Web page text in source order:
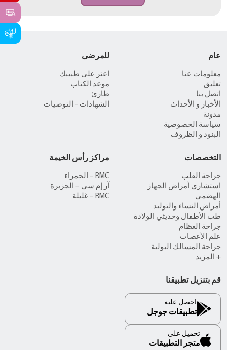
عام
معلومات عنا
تعليق
اتصل بنا
الأخبار و الأحداث
مدونة
سياسة الخصوصية
البنود و الظروف
للمرضى
اعثر على طبيبك
موعد الكتاب
طارئ
الشهادات - التوصيات
التخصصات
جراحة القلب
استشاري أمراض الجهاز
الهضمي
أمراض النساء والتوليد
طب الأطفال وحديثي الولادة
جراحة العظام
علم الأعصاب
جراحة المسالك البولية
+ المزيد
مراكز رأس الخيمة
RMC – الحمراء
آر إم سي – الجزيرة
RMC – غليلة
قم بتنزيل تطبيقنا
احصل عليه
تطبيقات جوجل
تحميل على
متجر التطبيقات